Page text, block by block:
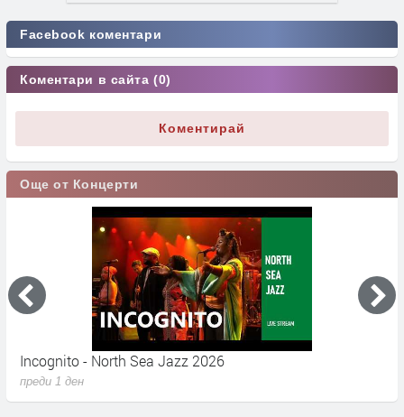
Facebook коментари
Коментари в сайта (0)
Коментирай
Още от Концерти
Incognito - North Sea Jazz 2026
преди 1 ден